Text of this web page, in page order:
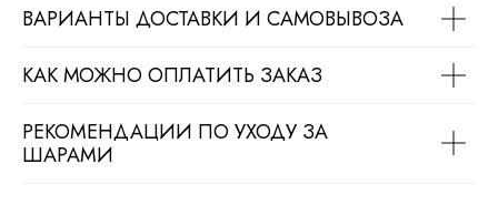
ВАРИАНТЫ ДОСТАВКИ И САМОВЫВОЗА
КАК МОЖНО ОПЛАТИТЬ ЗАКАЗ
РЕКОМЕНДАЦИИ ПО УХОДУ ЗА
ШАРАМИ